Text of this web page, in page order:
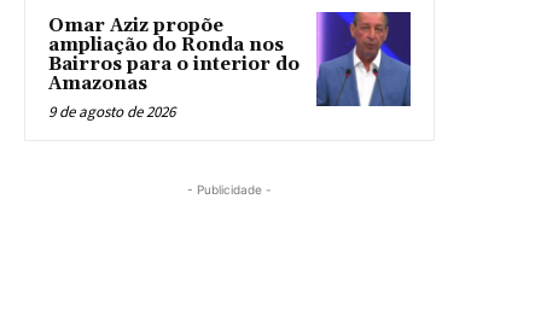
Omar Aziz propõe
ampliação do Ronda nos
Bairros para o interior do
Amazonas
9 de agosto de 2026
- Publicidade -